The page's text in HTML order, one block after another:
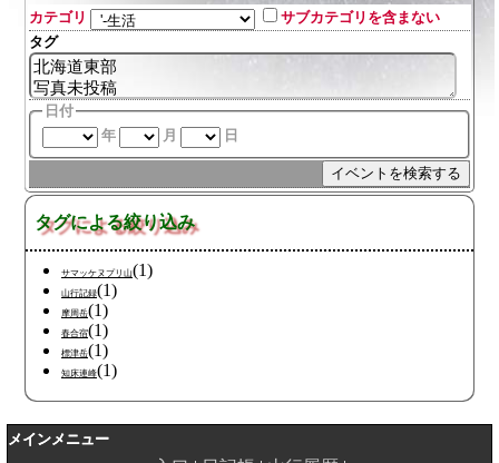
カテゴリ
サブカテゴリを含まない
タグ
日付
年
月 日
タグによる絞り込み
サマッケヌプリ山(1)
山行記録(1)
摩周岳(1)
春合宿(1)
標津岳(1)
知床連峰(1)
メインメニュー